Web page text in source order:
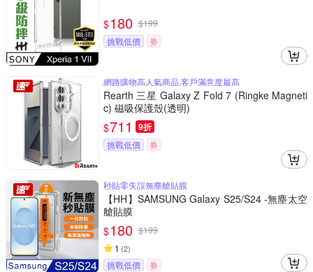
$180 $199
挑戰低價
券
網路購物高人氣商品,客戶滿意度最高
Rearth 三星 Galaxy Z Fold 7 (Ringke Magneti
c) 磁吸保護殼(透明)
$711 9折
挑戰低價 券
秒貼零失誤無塵艙貼膜
【HH】SAMSUNG Galaxy S25/S24 -無塵太空
艙貼膜
$180 $199
1 (2)
挑戰低價 券